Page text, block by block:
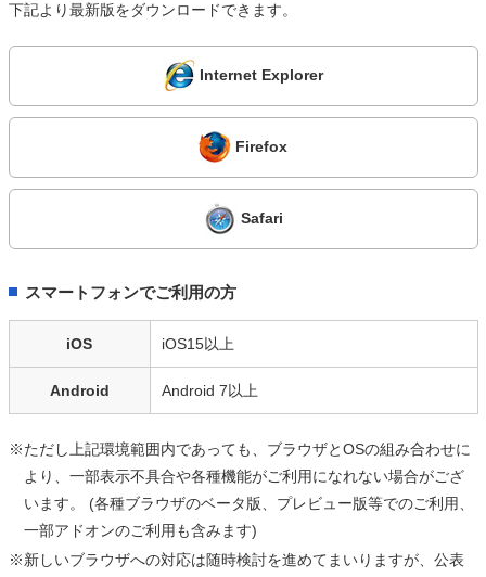
下記より最新版をダウンロードできます。
Internet Explorer
Firefox
Safari
スマートフォンでご利用の方
iOS iOS15以上
Android Android 7以上
※ただし上記環境範囲内であっても、ブラウザとOSの組み合わせに
より、一部表示不具合や各種機能がご利用になれない場合がござ
います。 (各種ブラウザのベータ版、プレビュー版等でのご利用、
一部アドオンのご利用も含みます)
※新しいブラウザへの対応は随時検討を進めてまいりますが、公表